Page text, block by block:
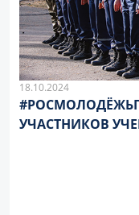
18.10.2024
УЧАСТНИКОВ